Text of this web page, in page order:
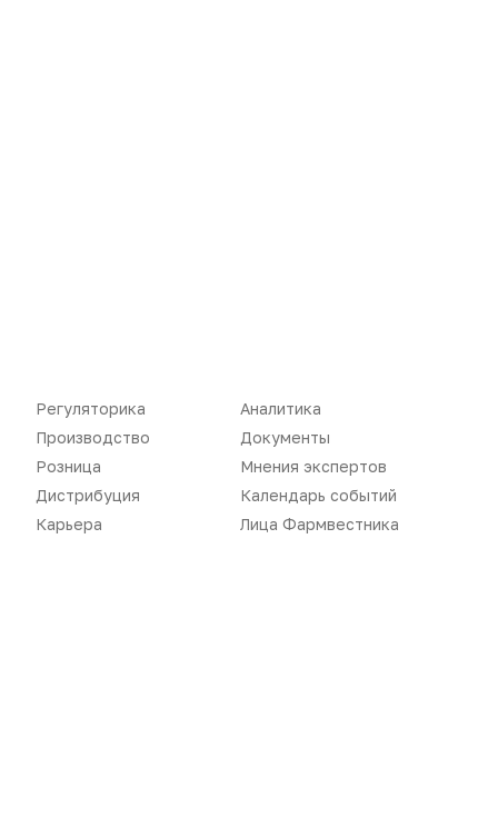
Аналитика
Документы
Бизнес
Архив номеров
Реклама в газете
Реклама на сайте
Регуляторика
Производство
Розница
Дистрибуция
Карьера
Аналитика
Документы
Мнения экспертов
Календарь событий
Лица Фармвестника